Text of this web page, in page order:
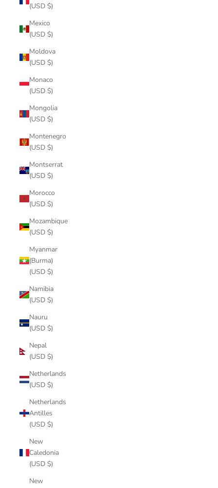
(USD $)
Mexico
(USD $)
Moldova
(USD $)
Monaco
(USD $)
Mongolia
(USD $)
Montenegro
(USD $)
Montserrat
(USD $)
Morocco
(USD $)
Mozambique
(USD $)
Myanmar
(Burma)
(USD $)
Namibia
(USD $)
Nauru
(USD $)
Nepal
(USD $)
Netherlands
(USD $)
Netherlands
Antilles
(USD $)
New
Caledonia
(USD $)
New